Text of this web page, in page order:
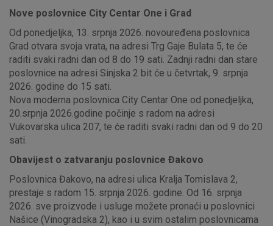
Nove poslovnice City Centar One i Grad
Od ponedjeljka, 13. srpnja 2026. novouređena poslovnica
Grad otvara svoja vrata, na adresi Trg Gaje Bulata 5, te će
raditi svaki radni dan od 8 do 19 sati. Zadnji radni dan stare
poslovnice na adresi Sinjska 2 bit će u četvrtak, 9. srpnja
2026. godine do 15 sati.
Nova moderna poslovnica City Centar One od ponedjeljka,
20.srpnja 2026.godine počinje s radom na adresi
Vukovarska ulica 207, te će raditi svaki radni dan od 9 do 20
sati.
Obavijest o zatvaranju poslovnice Đakovo
Poslovnica Đakovo, na adresi ulica Kralja Tomislava 2,
prestaje s radom 15. srpnja 2026. godine. Od 16. srpnja
2026. sve proizvode i usluge možete pronaći u poslovnici
Našice (Vinogradska 2), kao i u svim ostalim poslovnicama